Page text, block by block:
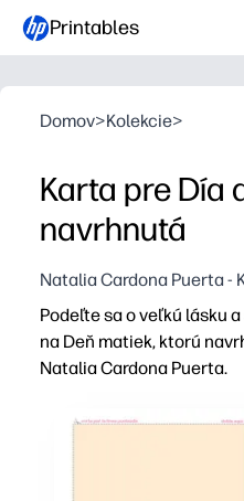
Printables
Domov>Kolekcie>
Karta pre Día
navrhnutá
Natalia Cardona Puerta -
Podeľte sa o veľkú lásku
na Deň matiek, ktorú
Natalia Cardona Puerta.
Môžete tlačiť, zložiť a
Vytvára úprimnú
Skvelé pre deti a